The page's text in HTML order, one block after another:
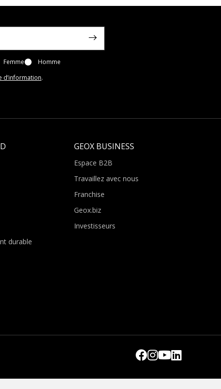
Femme
Homme
d’information.
durable
GEOX BUSINESS
Espace B2B
Travaillez avec nous
Franchise
Geox.biz
Investisseurs